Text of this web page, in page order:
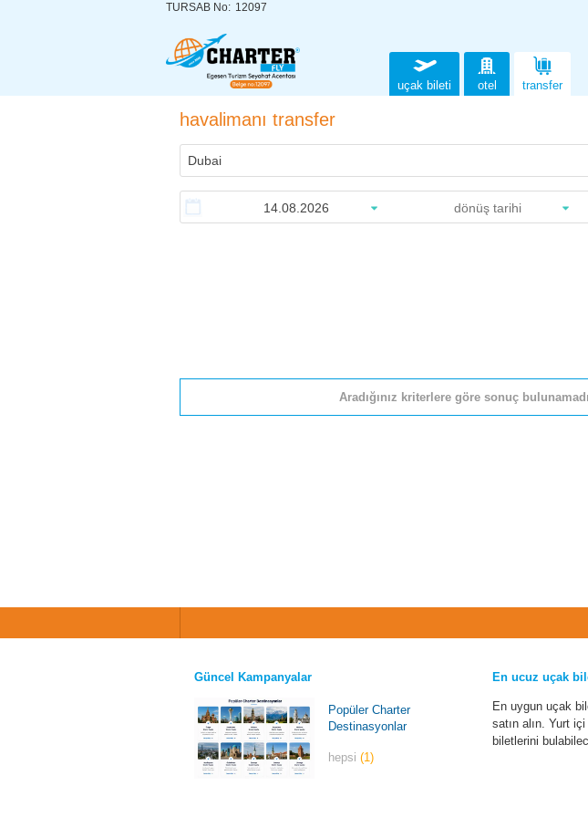
TURSAB No: 12097
uçak bileti otel transfer
havalimanı transfer
Aradığınız kriterlere göre sonuç
Güncel Kampanyalar
Popüler Charter
Destinasyonlar
hepsi(1)
En ucuz uçak
En uygun uçak
satın alın. Yurt
biletlerini